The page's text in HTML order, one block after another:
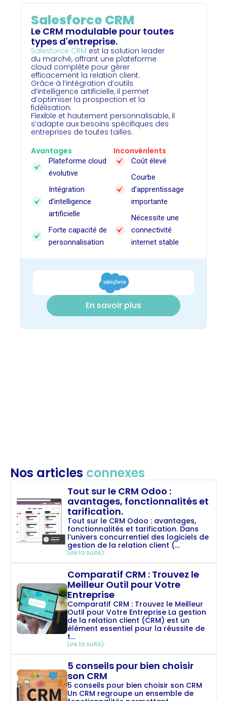
Salesforce CRM
Le CRM modulable pour toutes
types d'entreprise.
Salesforce CRM est la solution leader
du marché, offrant une plateforme
cloud complète pour gérer
efficacement la relation client.
Grâce à l’intégration d’outils
d’intelligence artificielle, il permet
d’optimiser la prospection et la
fidélisation.
Flexible et hautement personnalisable, il
s’adapte aux besoins spécifiques des
entreprises de toutes tailles.
Avantages
Plateforme cloud
évolutive
Intégration
d’intelligence
artificielle
Forte capacité de
personnalisation
Inconvénlents
Coût élevé
Courbe
d’apprentissage
importante
Nécessite une
connectivité
internet stable
En savoir plus
Nos articles connexes
Tout sur le CRM Odoo :
avantages, fonctionnalités et
tarification.
Tout sur le CRM Odoo : avantages,
fonctionnalités et tarification. Dans
l’univers concurrentiel des logiciels de
gestion de la relation client (...
Lire la suite
Comparatif CRM : Trouvez le
Meilleur Outil pour Votre
Entreprise
Comparatif CRM : Trouvez le Meilleur
Outil pour Votre Entreprise La gestion
de la relation client (CRM) est un
élément essentiel pour la réussite de
t...
Lire la suite
5 conseils pour bien choisir
son CRM
5 conseils pour bien choisir son CRM
Un CRM regroupe un ensemble de